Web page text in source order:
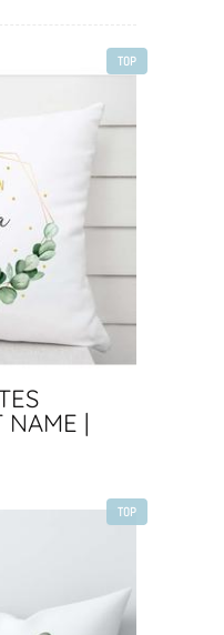
TOP
NAME |
TOP